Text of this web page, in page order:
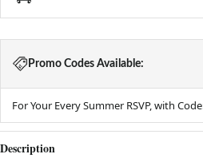
Promo Codes Available:
For Your Every Summer RSVP, with
Description